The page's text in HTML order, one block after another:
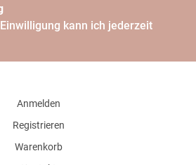
kann ich jederzeit
Anmelden
Registrieren
Warenkorb